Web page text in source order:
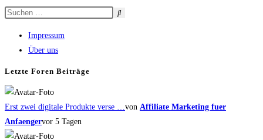
Impressum
Über uns
Letzte Foren Beiträge
Erst zwei digitale Produkte verse …von Affiliate Marketing fuer
Anfaengervor 5 Tagen